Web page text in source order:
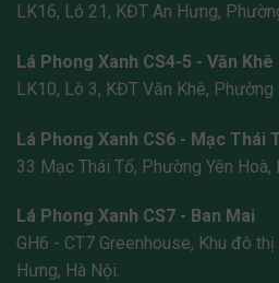
LK16, Lô 21, KĐT An Hưng,
Lá Phong Xanh CS4-5 - Văn Khê
LK10, Lô 3, KĐT Văn Khê,
Lá Phong Xanh CS6 - Mạc Thái
33 Mạc Thái Tổ, Phường Yên Hoà,
Lá Phong Xanh CS7 - Ban Mai
GH6 - CT7 Greenhouse, Khu đô
Hưng, Hà Nội.